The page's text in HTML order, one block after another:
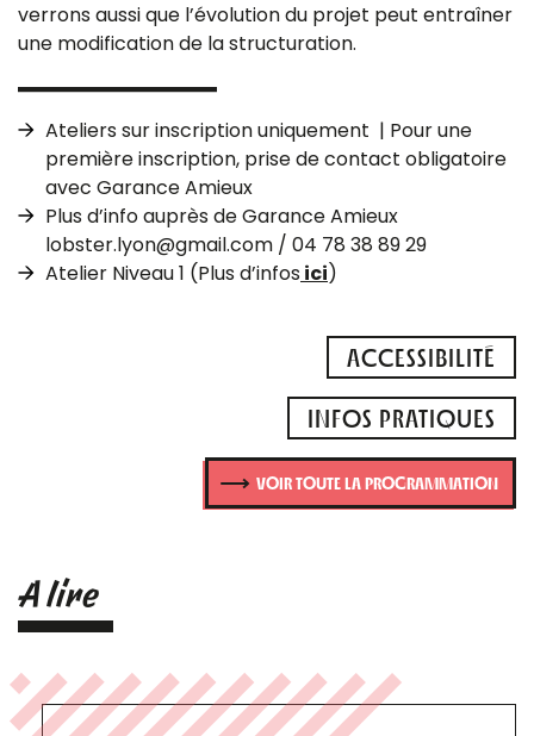
verrons aussi que l’évolution du projet peut entraîner
une modification de la structuration.
Ateliers sur inscription uniquement | Pour une
première inscription, prise de contact obligatoire
avec Garance Amieux
Plus d’info auprès de Garance Amieux
lobster.lyon@gmail.com / 04 78 38 89 29
Atelier Niveau 1 (Plus d’infosici)
ACCESSIBILITÉ
INFOS PRATIQUES
VOIR TOUTE LA PROGRAMMATION
A lire